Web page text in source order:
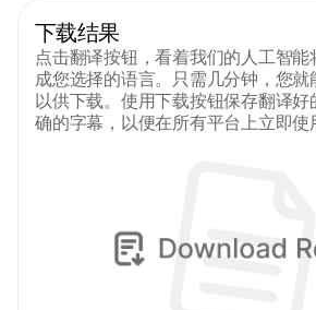
下载结果
点击翻译按钮，看着我们的人工智能
成您选择的语言。只需几分钟，您
以供下载。使用下载按钮保存翻译
确的字幕，以便在所有平台上立即使